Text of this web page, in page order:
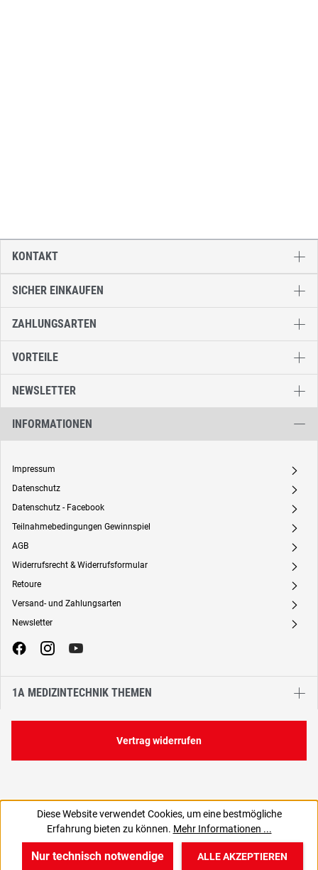
5,80 €
SICHER EINKAUFEN
ZAHLUNGSARTEN
VORTEILE
NEWSLETTER
INFORMATIONEN
Impressum A
Datenschutz A
Datenschutz - Facebook A
Teilnahmebedingungen Gewinnspiel A
AGB A
Widerrufsrecht & Widerrufsformular A
Retoure A
Versand- und Zahlungsarten A
Newsletter A
1A MEDIZINTECHNIK THEMEN
KONTAKT
Vertrag widerrufen
Diese Website verwendet Cookies, um eine bestmögliche
Erfahrung bieten zu können. Mehr Informationen ...
Nur technisch notwendige ALLE AKZEPTIEREN